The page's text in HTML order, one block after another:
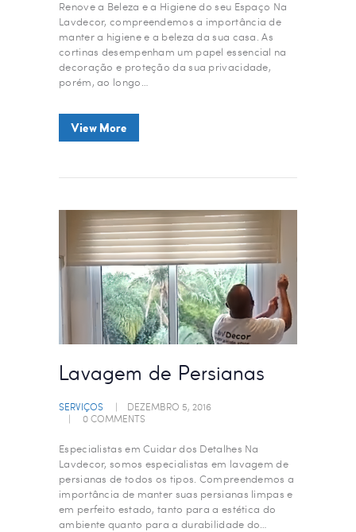
Renove a Beleza e a Higiene do seu Espaço Na
Lavdecor, compreendemos a importância de
manter a higiene e a beleza da sua casa. As
cortinas desempenham um papel essencial na
decoração e proteção da sua privacidade,
porém, ao longo…
View More
Lavagem de Persianas
SERVIÇOS
DEZEMBRO 5, 2016
0COMMENTS
Especialistas em Cuidar dos Detalhes Na
Lavdecor, somos especialistas em lavagem de
persianas de todos os tipos. Compreendemos a
importância de manter suas persianas limpas e
em perfeito estado, tanto para a estética do
ambiente quanto para a durabilidade do…